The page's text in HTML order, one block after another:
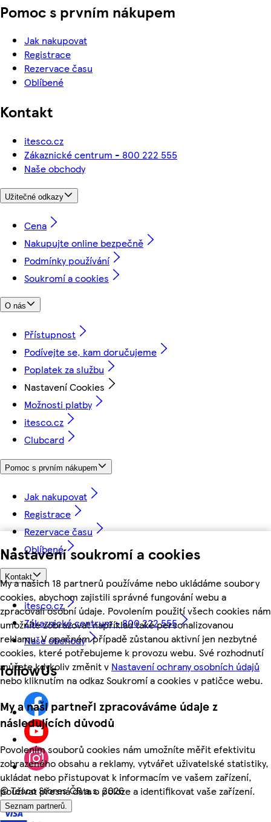
Nastavení soukromí a cookies
My a našich 18 partnerů používáme nebo ukládáme soubory
cookies, abychom zajistili správné fungování webu a
zpracovali osobní údaje. Povolením použití všech cookies nám
umožníte zobrazovat například také personalizovanou
reklamu. V opačném případě zůstanou aktivní jen nezbytné
cookies, které potřebujeme k provozu webu. Své rozhodnutí
můžete kdykoliv změnit v Nastavení ochrany osobních údajů
nebo kliknutím na odkaz Soukromí a cookies v patičce webu.
My a naši partneři zpracováváme údaje z
následujících důvodů
Povolením souborů cookies nám umožníte měřit efektivitu
zobrazeného obsahu a reklamy, vytvářet uživatelské statistiky,
ukládat nebo přistupovat k informacím ve vašem zařízení,
používat přesná data o poloze a identifikovat vaše zařízení.
Seznam partnerů.
Pomoc s prvním nákupem
Jak nakupovat
Registrace
Rezervace času
Oblíbené
Kontakt
itesco.cz
Zákaznické centrum - 800 222 555
Naše obchody
Užitečné odkazy
Cena
Nakupujte online bezpečně
Podmínky používání
Soukromí a cookies
O nás
Přístupnost
Podívejte se, kam doručujeme
Poplatek za službu
Nastavení Cookies
Možnosti platby
itesco.cz
Clubcard
Pomoc s prvním nákupem
Jak nakupovat
Registrace
Rezervace času
Oblíbené
Kontakt
itesco.cz
Zákaznické centrum - 800 222 555
Naše obchody
followUs
©Tesco Stores ČR a.s. 2026